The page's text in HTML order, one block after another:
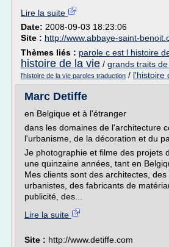
Lire la suite
Date: 2008-09-03 18:23:06
Site : http://www.abbaye-saint-
Thèmes liés : parole c est l histoire
histoire de la vie / grands traits
l'histoire de la vie paroles traduction / l'histoire
Marc Detiffe
en Belgique et à l'étranger
dans les domaines de l'architecture
l'urbanisme, de la décoration et du
Je photographie et filme des projets
une quinzaine années, tant en
Mes clients sont des architectes,
urbanistes, des fabricants de
publicité, des...
Lire la suite
Site : http://www.detiffe.com